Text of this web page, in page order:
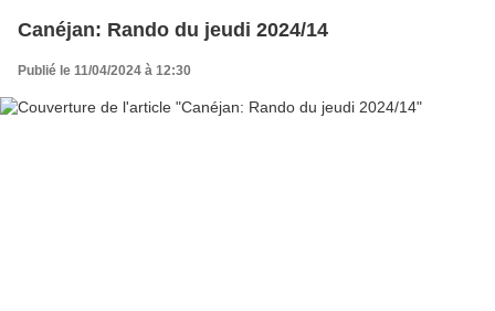
Canéjan: Rando du jeudi 2024/14
Publié le 11/04/2024 à 12:30